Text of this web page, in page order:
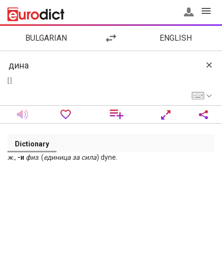
BULGARIAN ENGLISH
Dictionary
ж., -и физ. (единица за сила) dyne.